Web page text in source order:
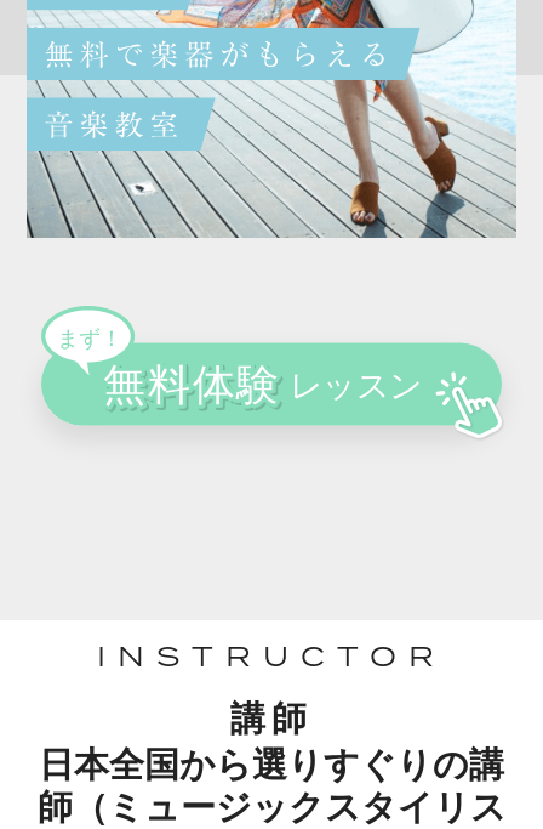
INSTRUCTOR
講師
日本全国から選りすぐりの講
師（ミュージックスタイリス